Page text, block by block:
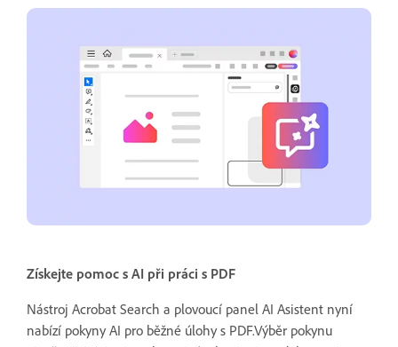
Získejte pomoc s AI při práci s PDF
Nástroj Acrobat Search a plovoucí panel AI Asistent nyní
nabízí pokyny AI pro běžné úlohy s PDF.Výběr pokynu